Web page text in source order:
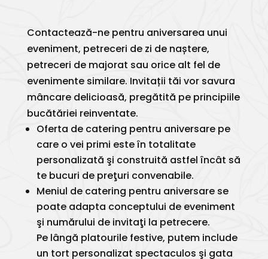
Contactează-ne pentru aniversarea unui
eveniment, petreceri de zi de naștere,
petreceri de majorat sau orice alt fel de
evenimente similare. Invitații tăi vor savura
mâncare delicioasă, pregătită pe principiile
bucătăriei reinventate.
Oferta de catering pentru aniversare pe
care o vei primi este în totalitate
personalizată şi construită astfel încât să
te bucuri de preţuri convenabile.
Meniul de catering pentru aniversare se
poate adapta conceptului de eveniment
şi numărului de invitaţi la petrecere.
Pe lângă platourile festive, putem include
un tort personalizat spectaculos şi gata